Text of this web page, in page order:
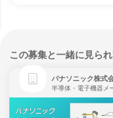
この募集と一緒に見ら
パナソニック株式
半導体・電子機器メ